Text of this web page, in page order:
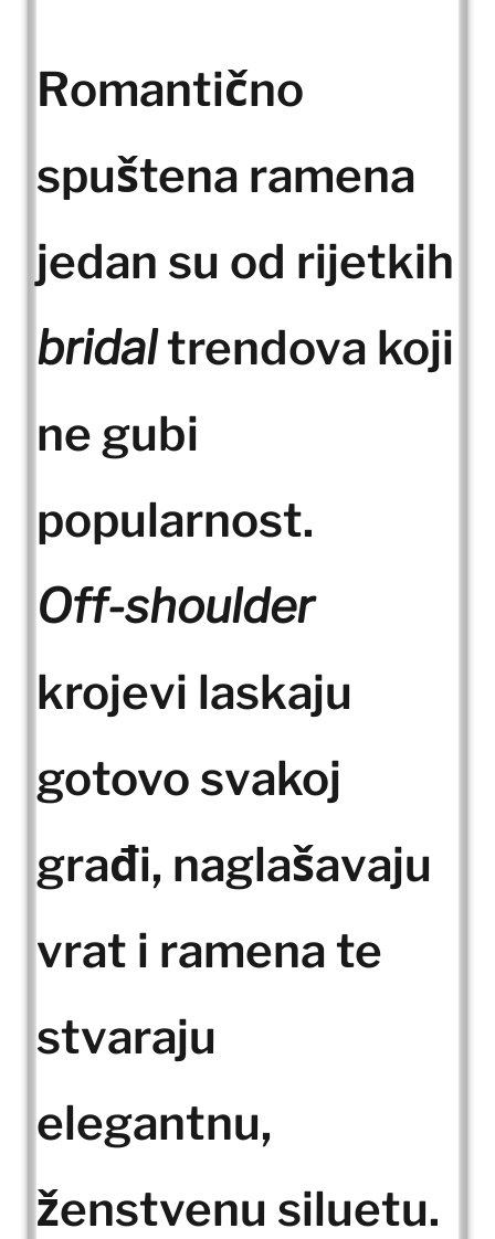
Romantično
spuštena ramena
jedan su od rijetkih
bridaltrendova koji
ne gubi
popularnost.
Off-shoulder
krojevi laskaju
gotovo svakoj
građi, naglašavaju
vrat i ramena te
stvaraju
elegantnu,
ženstvenu siluetu.